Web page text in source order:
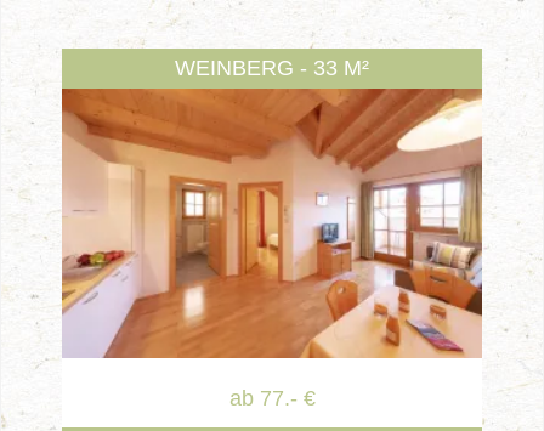
WEINBERG - 33 M²
ab 77.- €